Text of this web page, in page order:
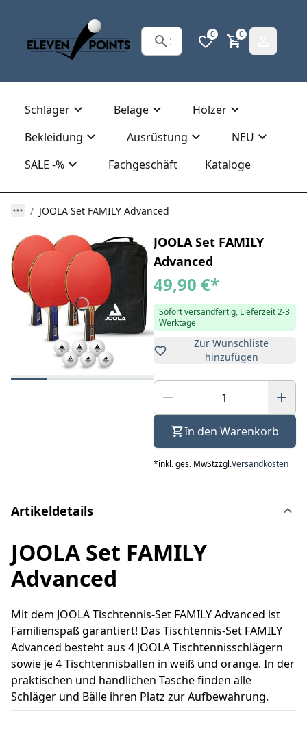
0 0
Schläger Beläge
Hölzer
Bekleidung
Ausrüstung
NEU
SALE -%
Fachgeschäft Kataloge
JOOLA Set FAMILY Advanced
JOOLA Set FAMILY
Advanced
49,90 €*
Sofort versandfertig, Lieferzeit 2-3
Werktage
Zur Wunschliste
hinzufügen
In den Warenkorb
*inkl. ges. MwStzzgl.Versandkosten
Artikeldetails
JOOLA Set FAMILY
Advanced
Mit dem JOOLA Tischtennis-Set FAMILY Advanced ist
Familienspaß garantiert! Das Tischtennis-Set FAMILY
Advanced besteht aus 4 JOOLA Tischtennisschlägern
sowie je 4 Tischtennisbällen in weiß und orange. In der
praktischen und handlichen Tasche finden alle
Schläger und Bälle ihren Platz zur Aufbewahrung.